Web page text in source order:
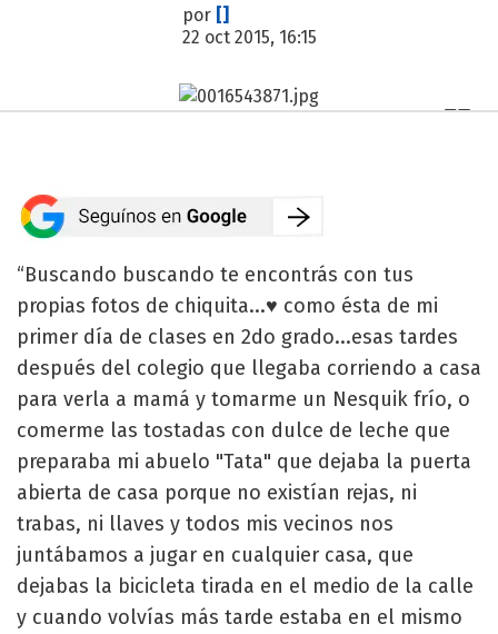
por []
22 oct 2015, 16:15
“Buscando buscando te encontrás con tus
propias fotos de chiquita...♥️ como ésta de mi
primer día de clases en 2do grado...esas tardes
después del colegio que llegaba corriendo a casa
para verla a mamá y tomarme un Nesquik frío, o
comerme las tostadas con dulce de leche que
preparaba mi abuelo "Tata" que dejaba la puerta
abierta de casa porque no existían rejas, ni
trabas, ni llaves y todos mis vecinos nos
juntábamos a jugar en cualquier casa, que
dejabas la bicicleta tirada en el medio de la calle
y cuando volvías más tarde estaba en el mismo